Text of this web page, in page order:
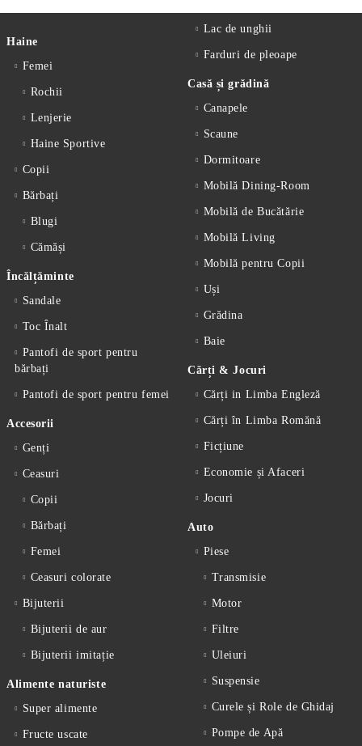
Haine
Femei
Rochii
Lenjerie
Haine Sportive
Copii
Bărbați
Blugi
Cămăși
Încălțăminte
Sandale
Toc Înalt
Pantofi de sport pentru
bărbați
Pantofi de sport pentru femei
Accesorii
Genți
Ceasuri
Copii
Bărbați
Femei
Ceasuri colorate
Bijuterii
Bijuterii de aur
Bijuterii imitație
Alimente naturiste
Super alimente
Fructe uscate
Lac de unghii
Farduri de pleoape
Casă și grădină
Canapele
Scaune
Dormitoare
Mobilă Dining-Room
Mobilă de Bucătărie
Mobilă Living
Mobilă pentru Copii
Uși
Grădina
Baie
Cărți & Jocuri
Cărți in Limba Engleză
Cărți în Limba Romănă
Ficțiune
Economie și Afaceri
Jocuri
Auto
Piese
Transmisie
Motor
Filtre
Uleiuri
Suspensie
Curele și Role de Ghidaj
Pompe de Apă